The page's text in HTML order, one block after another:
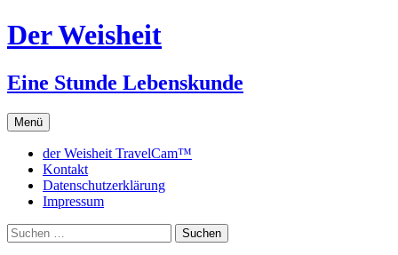
Zum
Inhalt
Der Weisheit
Eine Stunde Lebenskunde
Menü
der Weisheit TravelCam™
Kontakt
Datenschutzerklärung
Impressum
Suchen
nach: